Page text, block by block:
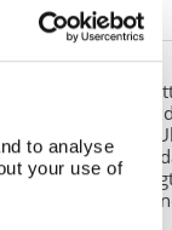
to analyse
your use of
kopi af Friedrich
befinder sig i
privatarkiv i byen
en af de tyske
i Hansa